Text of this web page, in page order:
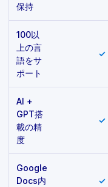
保持
100以
上の言
語をサ
ポート
✓
AI +
GPT搭
載の精
度
✓
Google
Docs内
✓